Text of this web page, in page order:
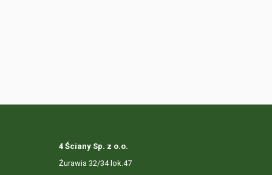
4 Ściany Sp. z o.o.
Żurawia 32/34 lok.47